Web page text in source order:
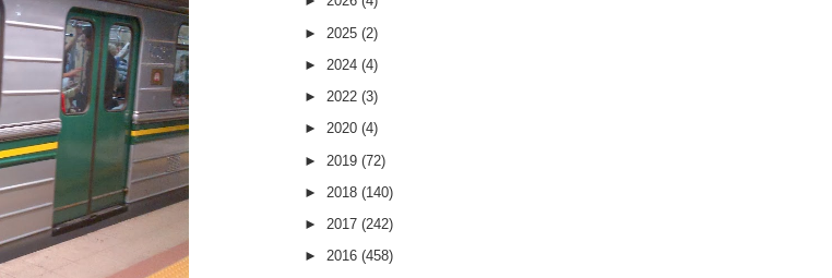
► 2025 (2)
► 2024 (4)
► 2022 (3)
► 2020 (4)
► 2019 (72)
► 2018 (140)
► 2017 (242)
► 2016 (458)